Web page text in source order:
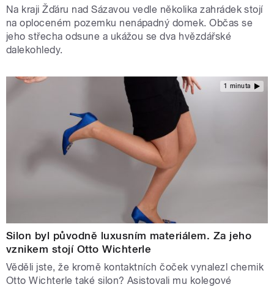
Na kraji Žďáru nad Sázavou vedle několika zahrádek stojí
na oploceném pozemku nenápadný domek. Občas se
jeho střecha odsune a ukážou se dva hvězdářské
dalekohledy.
1 minuta
Silon byl původně luxusním materiálem. Za jeho
vznikem stojí Otto Wichterle
Věděli jste, že kromě kontaktních čoček vynalezl chemik
Otto Wichterle také silon? Asistovali mu kolegové